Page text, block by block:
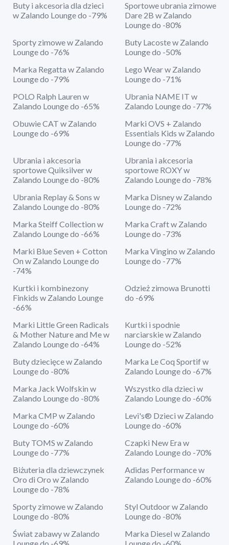
Buty i akcesoria dla dzieci
w Zalando Lounge do -79%
Sportowe ubrania zimowe
Dare 2B w Zalando
Lounge do -80%
Sporty zimowe w Zalando
Lounge do -76%
Buty Lacoste w Zalando
Lounge do -50%
Marka Regatta w Zalando
Lounge do -79%
Lego Wear w Zalando
Lounge do -71%
POLO Ralph Lauren w
Zalando Lounge do -65%
Ubrania NAME IT w
Zalando Lounge do -77%
Obuwie CAT w Zalando
Lounge do -69%
Marki OVS + Zalando
Essentials Kids w Zalando
Lounge do -77%
Ubrania i akcesoria
sportowe Quiksilver w
Zalando Lounge do -80%
Ubrania i akcesoria
sportowe ROXY w
Zalando Lounge do -78%
Ubrania Replay & Sons w
Zalando Lounge do -80%
Marka Disney w Zalando
Lounge do -72%
Marka Steiff Collection w
Zalando Lounge do -66%
Marka Craft w Zalando
Lounge do -73%
Marki Blue Seven + Cotton
On w Zalando Lounge do
-74%
Marka Vingino w Zalando
Lounge do -77%
Kurtki i kombinezony
Finkids w Zalando Lounge
-66%
Odzież zimowa Brunotti
do -69%
Marki Little Green Radicals
& Mother Nature and Me w
Zalando Lounge do -64%
Kurtki i spodnie
narciarskie w Zalando
Lounge do -52%
Buty dziecięce w Zalando
Lounge do -80%
Marka Le Coq Sportif w
Zalando Lounge do -67%
Marka Jack Wolfskin w
Zalando Lounge do -80%
Wszystko dla dzieci w
Zalando Lounge do -60%
Marka CMP w Zalando
Lounge do -60%
Levi's® Dzieci w Zalando
Lounge do -60%
Buty TOMS w Zalando
Lounge do -77%
Czapki New Era w
Zalando Lounge do -70%
Biżuteria dla dziewczynek
Oro di Oro w Zalando
Lounge do -78%
Adidas Performance w
Zalando Lounge do -60%
Sporty zimowe w Zalando
Lounge do -80%
Styl Outdoor w Zalando
Lounge do -80%
Świat zabawy w Zalando
Marka Diesel w Zalando